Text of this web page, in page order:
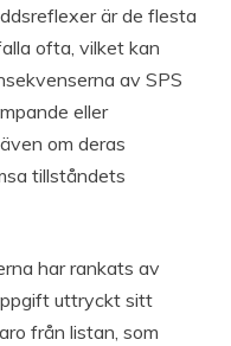
är de flesta
ofta, vilket kan
av SPS
eller
om deras
tillståndets
har rankats av
uttryckt sitt
från listan, som